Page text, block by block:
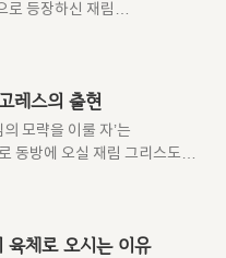
로 등장하신 재림
레스의 출현
모략을 이룰 자’는
동방에 오실 재림 그리스도를
육체로 오시는 이유